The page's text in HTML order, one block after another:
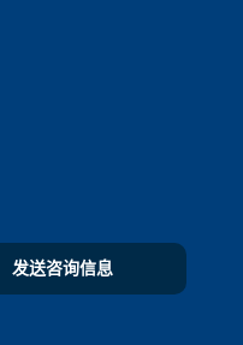
发送咨询信息